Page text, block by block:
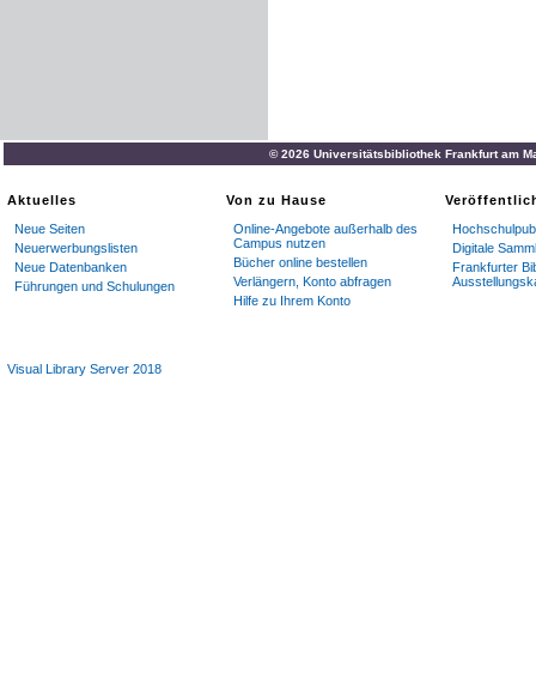
© 2026 Universitätsbibliothek Frankfurt am
Aktuelles
Neue Seiten
Neuerwerbungslisten
Neue Datenbanken
Führungen und Schulungen
Von zu Hause
Online-Angebote außerhalb des
Campus nutzen
Bücher online bestellen
Verlängern, Konto abfragen
Hilfe zu Ihrem Konto
Digitale
Frankfurter
Visual Library Server 2018